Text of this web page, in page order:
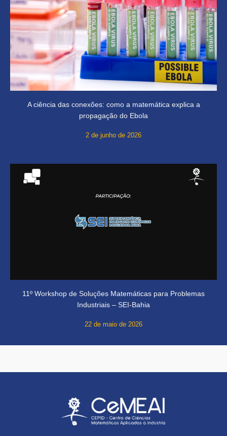
A ciência das conexões: como a matemática explica a
propagação do Ebola
2 de junho de 2026
11º Workshop de Soluções Matemáticas para Problemas
Industriais – SEI-Bahia
22 de maio de 2026